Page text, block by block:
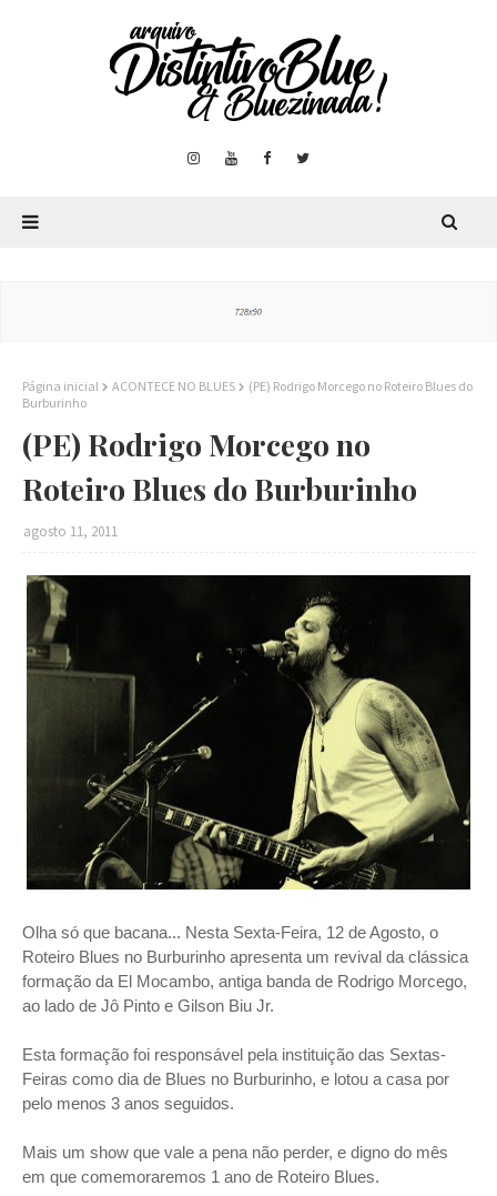
Página inicial ACONTECE NO BLUES
(PE) Rodrigo Morcego no Roteiro Blues do
Burburinho
(PE) Rodrigo Morcego no
Roteiro Blues do Burburinho
agosto 11, 2011
Olha só que bacana... Nesta Sexta-Feira, 12 de Agosto, o
Roteiro Blues no Burburinho apresenta um revival da clássica
formação da El Mocambo, antiga banda de Rodrigo Morcego,
ao lado de Jô Pinto e Gilson Biu Jr.
Esta formação foi responsável pela instituição das Sextas-
Feiras como dia de Blues no Burburinho, e lotou a casa por
pelo menos 3 anos seguidos.
Mais um show que vale a pena não perder, e digno do mês
em que comemoraremos 1 ano de Roteiro Blues.